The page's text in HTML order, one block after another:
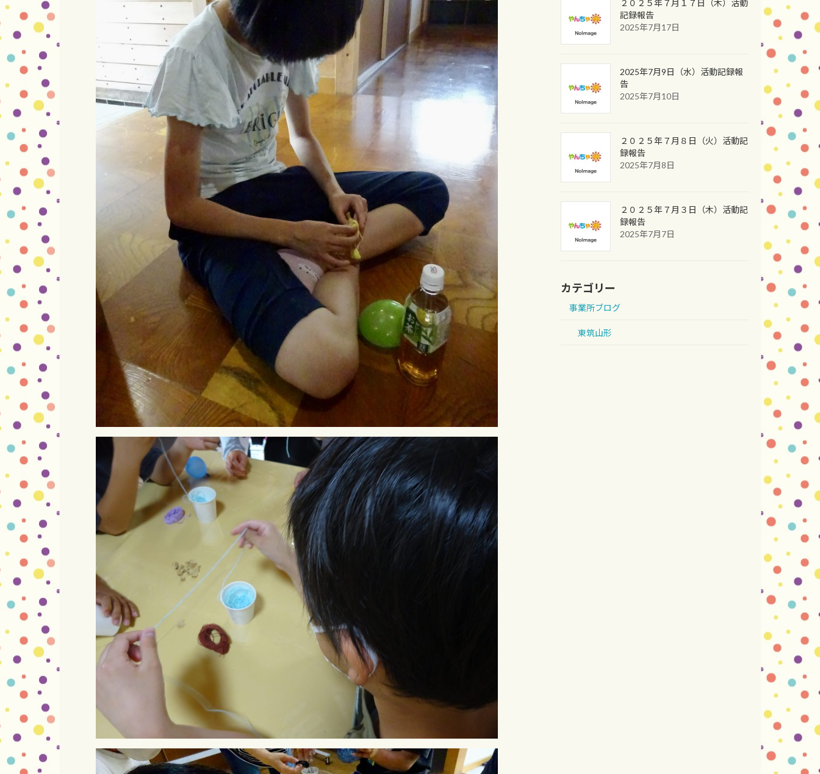
２０２５年７月１７日（木）活動
記録報告
2025年7月17日
2025年7月9日（水）活動記録報
告
2025年7月10日
２０２５年７月８日（火）活動記
録報告
2025年7月8日
２０２５年７月３日（木）活動記
録報告
2025年7月7日
カテゴリー
事業所ブログ
東筑山形